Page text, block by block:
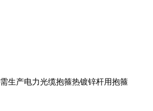
生产电力光缆抱箍热镀锌杆用抱箍